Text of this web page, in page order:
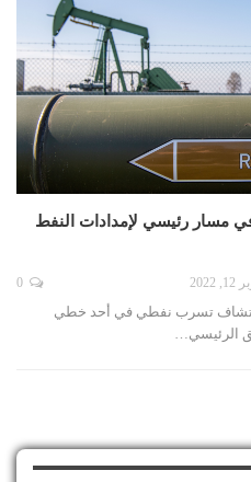
مسار رئيسي لإمدادات النفط
اكتشاف تسرب نفطي في أحد خطي
الرئيسي…